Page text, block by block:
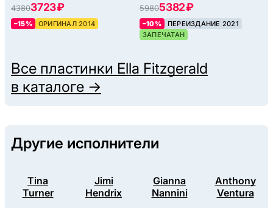
43803723 ₽
–15% ОРИГИНАЛ 2014
59805382 ₽
–10%
ПЕРЕИЗДАНИЕ 2021
ЗАПЕЧАТАН
Все пластинки Ella Fitzgerald
в каталоге →
Другие исполнители
Tina
Turner
Jimi
Hendrix
Gianna
Nannini
Anthony
Ventura